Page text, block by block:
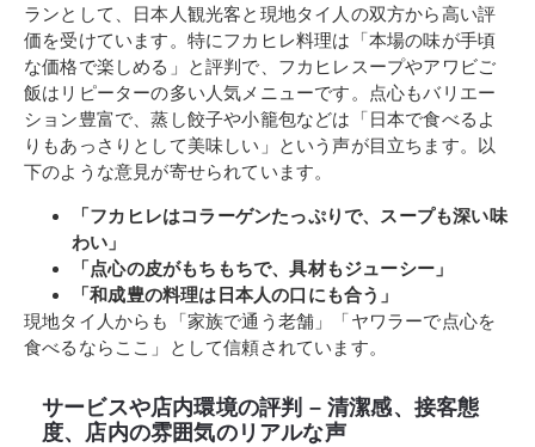
ランとして、日本人観光客と現地タイ人の双方から高い評
価を受けています。特にフカヒレ料理は「本場の味が手頃
な価格で楽しめる」と評判で、フカヒレスープやアワビご
飯はリピーターの多い人気メニューです。点心もバリエー
ション豊富で、蒸し餃子や小籠包などは「日本で食べるよ
りもあっさりとして美味しい」という声が目立ちます。以
下のような意見が寄せられています。
「フカヒレはコラーゲンたっぷりで、スープも深い味
わい」
「点心の皮がもちもちで、具材もジューシー」
「和成豊の料理は日本人の口にも合う」
現地タイ人からも「家族で通う老舗」「ヤワラーで点心を
食べるならここ」として信頼されています。
サービスや店内環境の評判 – 清潔感、接客態
度、店内の雰囲気のリアルな声